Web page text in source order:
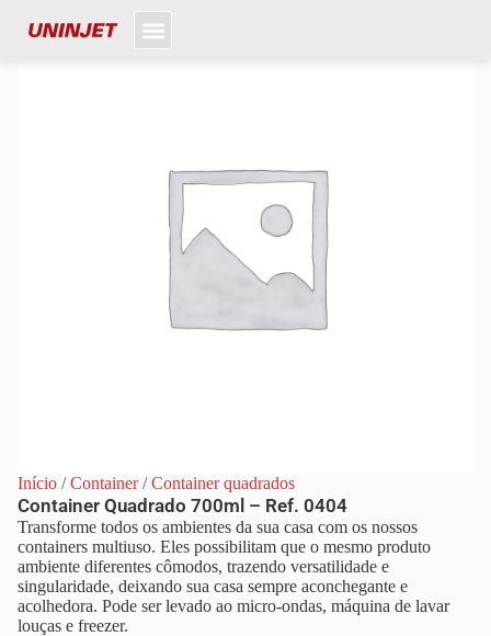
Início /Container/Container quadrados
Container Quadrado 700ml – Ref. 0404
Transforme todos os ambientes da sua casa com os nossos
containers multiuso. Eles possibilitam que o mesmo produto
ambiente diferentes cômodos, trazendo versatilidade e
singularidade, deixando sua casa sempre aconchegante e
acolhedora. Pode ser levado ao micro-ondas, máquina de lavar
louças e freezer.